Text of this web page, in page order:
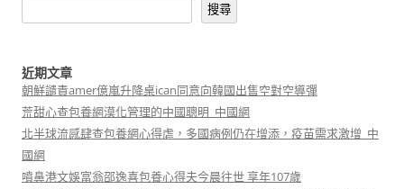
搜尋
近期文章
朝鮮譴責amer億嵐升降桌ican同意向韓國出售空對空導彈
荒甜心查包養網漠化管理的中國聰明_中國網
北半球流感肆查包養網心得虐，多國病例仍在增添，疫苗需求激增_中
國網
噴鼻港文娛富翁邵逸喜包養心得夫今晨往世 享年107歲